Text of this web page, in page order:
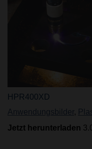
HPR400XD
Anwendungsbilder,
Jetzt herunterladen